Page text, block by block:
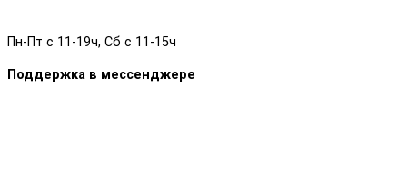
Пн-Пт с 11-19ч, Сб с 11-15ч
Поддержка в мессенджере